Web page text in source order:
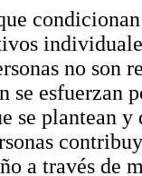
no son
se esfuerzan
se plantean
a través de